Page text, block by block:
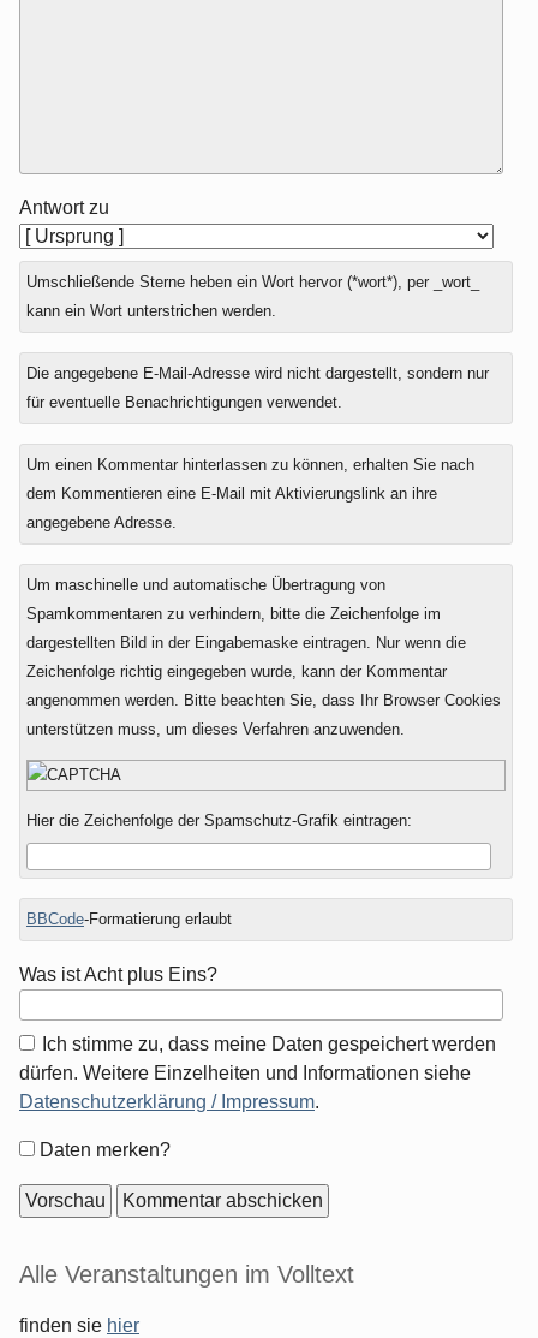
Antwort zu
Umschließende Sterne heben ein Wort hervor (*wort*), per _wort_
kann ein Wort unterstrichen werden.
Die angegebene E-Mail-Adresse wird nicht dargestellt, sondern nur
für eventuelle Benachrichtigungen verwendet.
Um einen Kommentar hinterlassen zu können, erhalten Sie nach
dem Kommentieren eine E-Mail mit Aktivierungslink an ihre
angegebene Adresse.
Um maschinelle und automatische Übertragung von
Spamkommentaren zu verhindern, bitte die Zeichenfolge im
dargestellten Bild in der Eingabemaske eintragen. Nur wenn die
Zeichenfolge richtig eingegeben wurde, kann der Kommentar
angenommen werden. Bitte beachten Sie, dass Ihr Browser Cookies
unterstützen muss, um dieses Verfahren anzuwenden.
Hier die Zeichenfolge der Spamschutz-Grafik eintragen:
BBCode-Formatierung erlaubt
Was ist Acht plus Eins?
Ich stimme zu, dass meine Daten gespeichert werden
dürfen. Weitere Einzelheiten und Informationen siehe
Datenschutzerklärung / Impressum.
Formular-
Daten merken?
Seitenleiste
Alle Veranstaltungen im Volltext
finden sie hier